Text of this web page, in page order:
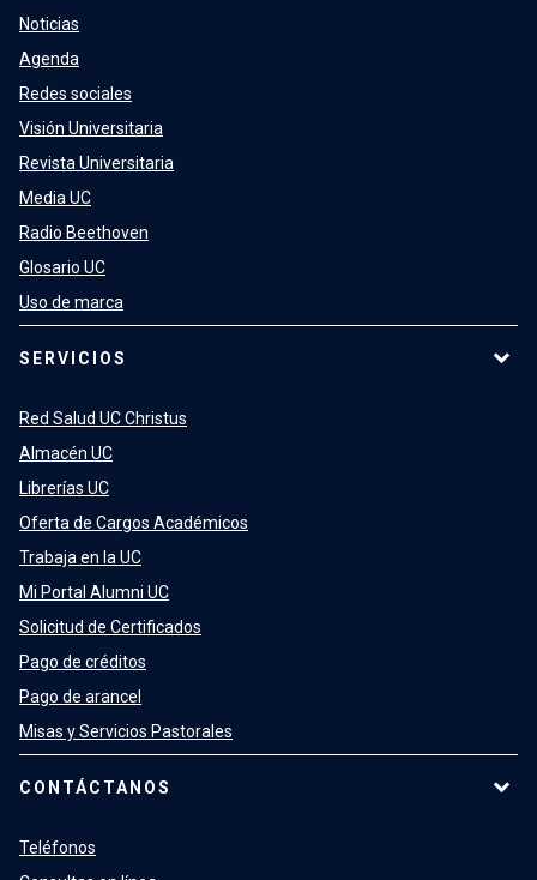
Noticias
Agenda
Redes sociales
Visión Universitaria
Revista Universitaria
Media UC
Radio Beethoven
Glosario UC
Uso de marca
SERVICIOS
Red Salud UC Christus
Almacén UC
Librerías UC
Oferta de Cargos Académicos
Trabaja en la UC
Mi Portal Alumni UC
Solicitud de Certificados
Pago de créditos
Pago de arancel
Misas y Servicios Pastorales
CONTÁCTANOS
Teléfonos